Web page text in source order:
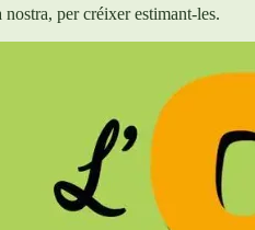
per créixer estimant-les.